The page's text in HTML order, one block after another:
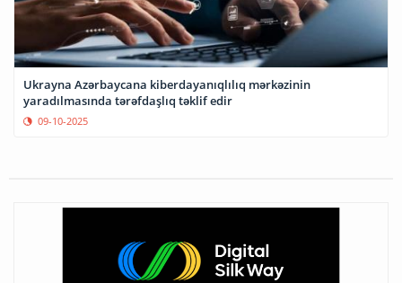
Ukrayna Azərbaycana kiberdayanıqlılıq mərkəzinin
yaradılmasında tərəfdaşlıq təklif edir
09-10-2025